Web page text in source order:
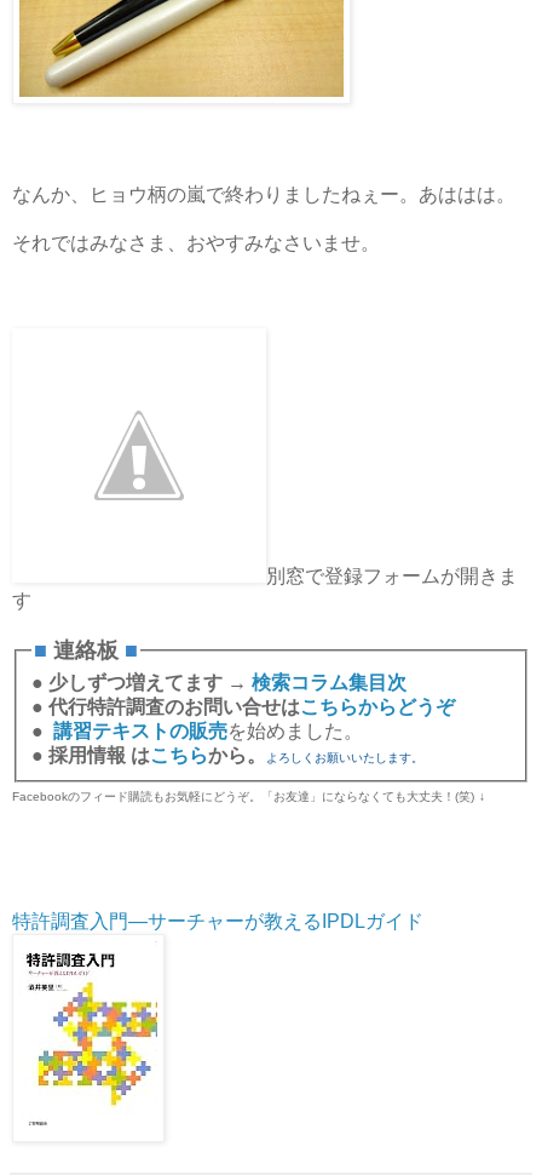
なんか、ヒョウ柄の嵐で終わりましたねぇー。あははは。
それではみなさま、おやすみなさいませ。
別窓で登録フォームが開きま
す
■ 連絡板 ■
● 少しずつ増えてます → 検索コラム集目次
● 代行特許調査のお問い合せはこちらからどうぞ
● 講習テキストの販売を始めました。
● 採用情報 はこちらから。 よろしくお願いいたします。
Facebookのフィード購読もお気軽にどうぞ。「お友達」にならなくても大丈夫！(笑) ↓
特許調査入門―サーチャーが教えるIPDLガイド